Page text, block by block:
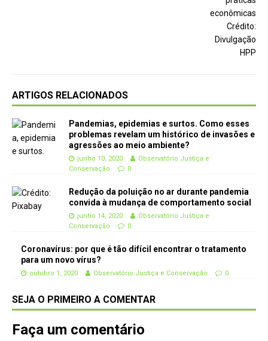
ARTIGOS RELACIONADOS
Pandemias, epidemias e surtos. Como esses
problemas revelam um histórico de invasões e
agressões ao meio ambiente?
junho 10, 2020
Observatório Justiça e
Conservação
0
Redução da poluição no ar durante pandemia
convida à mudança de comportamento social
junho 14, 2020
Observatório Justiça e
Conservação
0
Coronavírus: por que é tão difícil encontrar o tratamento
para um novo vírus?
outubro 1, 2020 Observatório Justiça e Conservação 0
SEJA O PRIMEIRO A COMENTAR
Faça um comentário